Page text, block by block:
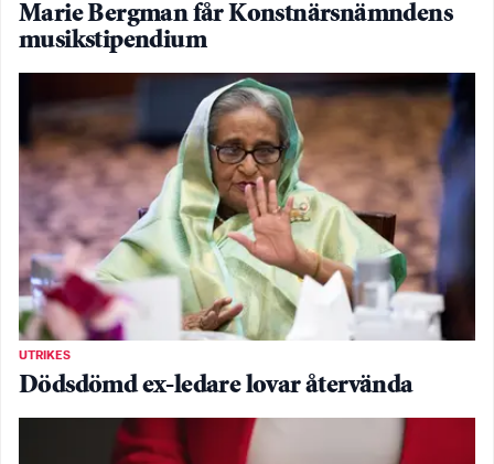
Marie Bergman får Konstnärsnämndens
musikstipendium
UTRIKES
Dödsdömd ex-ledare lovar återvända